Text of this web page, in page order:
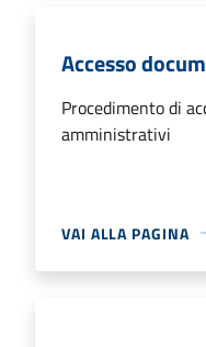
Accesso
Procedimento di
amministrativi
VAI ALLA PAGINA